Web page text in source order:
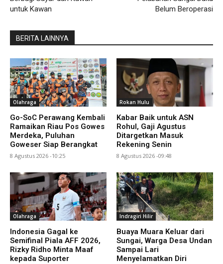
untuk Kawan
Belum Beroperasi
BERITA LAINNYA
Olahraga
Go-SoC Perawang Kembali
Ramaikan Riau Pos Gowes
Merdeka, Puluhan
Goweser Siap Berangkat
8 Agustus 2026 -10:25
Rokan Hulu
Kabar Baik untuk ASN
Rohul, Gaji Agustus
Ditargetkan Masuk
Rekening Senin
8 Agustus 2026 -09:48
Olahraga
Indonesia Gagal ke
Semifinal Piala AFF 2026,
Rizky Ridho Minta Maaf
kepada Suporter
Indragiri Hilir
Buaya Muara Keluar dari
Sungai, Warga Desa Undan
Sampai Lari
Menyelamatkan Diri